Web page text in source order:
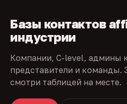
Базы контактов
индустрии
Компании, C-level, админы
представители и команды.
смотри таблицей на месте.